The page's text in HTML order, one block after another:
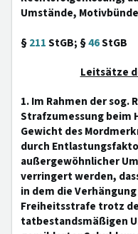
Umstände,
§211StGB; §46StGB
Leitsätze
1. Im Rahmen der
Strafzumessung beim
Gewicht des
durch
außergewöhnlicher
verringert werden,
in dem die
Freiheitsstrafe trotz
tatbestandsmäßigen